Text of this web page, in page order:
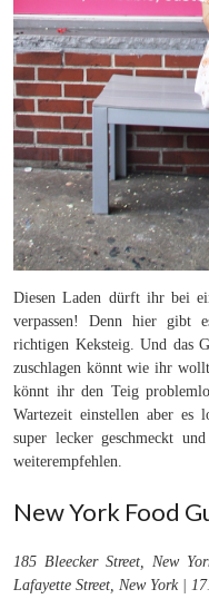
Diesen Laden dürft ihr bei
verpassen! Denn hier gibt
richtigen Keksteig. Und das
zuschlagen könnt wie ihr
könnt ihr den Teig
Wartezeit einstellen aber
super lecker geschmeckt
weiterempfehlen.
New York Food
185 Bleecker Street, New
Lafayette Street, New York |